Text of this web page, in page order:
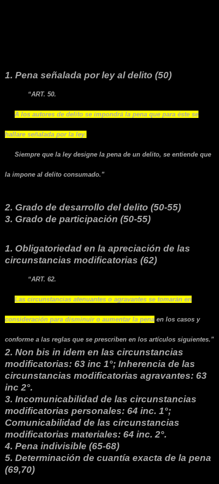
1. Pena señalada por ley al delito (50)
“ART. 50.
A los autores de delito se impondrá la pena que para éste se
hallare señalada por la ley.
Siempre que la ley designe la pena de un delito, se entiende que
la impone al delito consumado.”
2. Grado de desarrollo del delito (50-55)
3. Grado de participación (50-55)
1. Obligatoriedad en la apreciación de las
circunstancias modificatorias (62)
“ART. 62.
Las circunstancias atenuantes o agravantes se tomarán en
consideración para disminuir o aumentar la pena en los casos y
conforme a las reglas que se prescriben en los artículos siguientes.”
2. Non bis in idem en las circunstancias
modificatorias: 63 inc 1°; Inherencia de las
circunstancias modificatorias agravantes: 63
inc 2°.
3. Incomunicabilidad de las circunstancias
modificatorias personales: 64 inc. 1°;
Comunicabilidad de las circunstancias
modificatorias materiales: 64 inc. 2°.
4. Pena indivisible (65-68)
5. Determinación de cuantía exacta de la pena
(69,70)